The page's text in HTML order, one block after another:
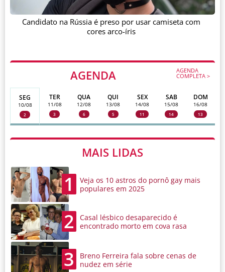
AGENDA AGENDA
COMPLETA >
SEG
10/08
2
TER
11/08
3
QUA
12/08
6
QUI
13/08
5
SEX
14/08
11
SAB
15/08
14
DOM
16/08
13
MAIS LIDAS
1
Veja os 10 astros do pornô gay mais
populares em 2025
2
Casal lésbico desaparecido é
encontrado morto em cova rasa
3
Breno Ferreira fala sobre cenas de
nudez em série
Candidato na Rússia é preso por usar camiseta com
cores arco-íris